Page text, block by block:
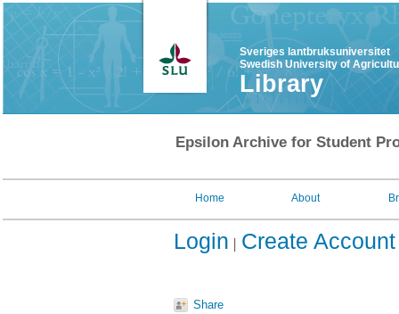
Sveriges lantbruksuniversitet
Swedish University of
Library
Epsilon Archive for Student
Home About
Login Create Account
Share